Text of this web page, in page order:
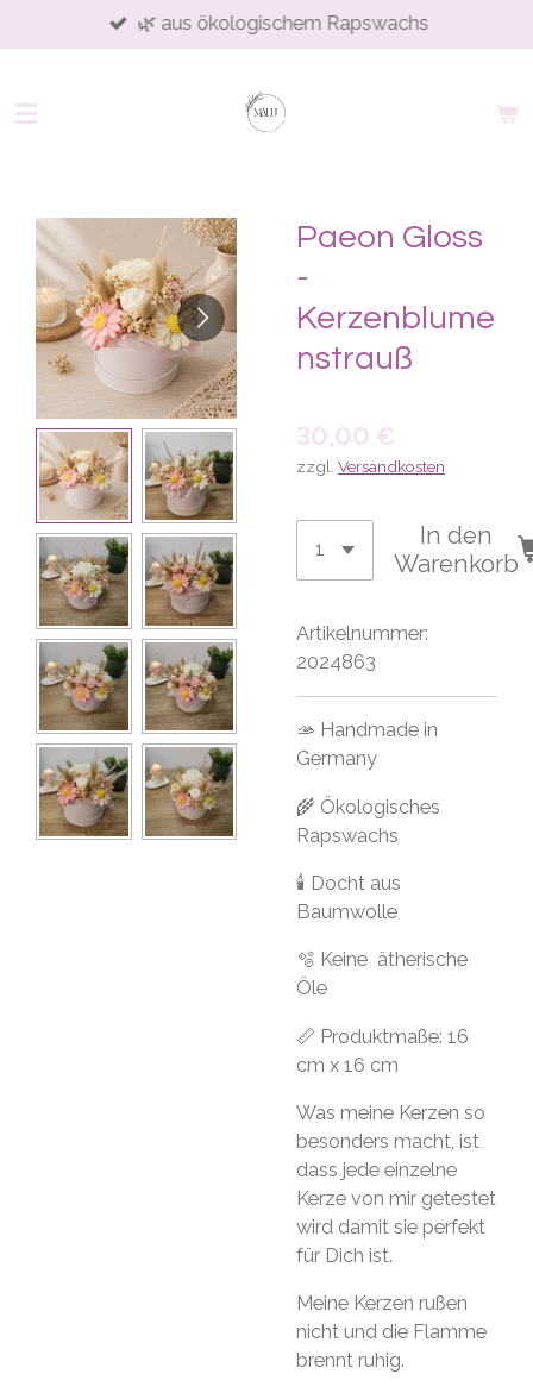
Hauptinhalt
🌿 aus ökologischem Rapswachs
Paeon Gloss
-
Kerzenblume
nstrauß
30,00 €
zzgl. Versandkosten
In den
Warenkorb
Artikelnummer:
2024863
🫴 Handmade in
Germany
🌾 Ökologisches
Rapswachs
🕯 Docht aus
Baumwolle
🫧 Keine ätherische
Öle
📏 Produktmaße: 16
cm x 16 cm
Was meine Kerzen so
besonders macht, ist
dass jede einzelne
Kerze von mir getestet
wird damit sie perfekt
für Dich ist.
Meine Kerzen rußen
nicht und die Flamme
brennt ruhig.